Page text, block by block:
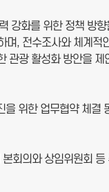
강화를 위한 정책 방
며, 전수조사와 체계적
관광 활성화 방안을 제
위한 업무협약 체결
회의와 상임위원회